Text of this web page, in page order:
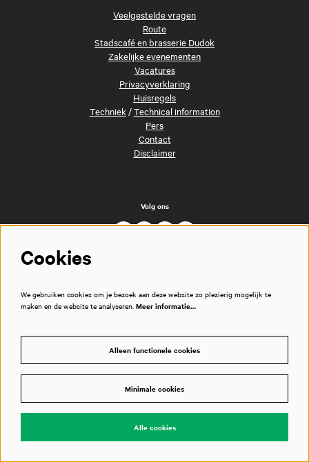
Veelgestelde vragen
Route
Stadscafé en brasserie Dudok
Zakelijke evenementen
Vacatures
Privacyverklaring
Huisregels
Techniek/Technical information
Pers
Contact
Disclaimer
Volg ons
Cookies
We gebruiken cookies om je bezoek aan deze website zo plezierig mogelijk te
maken en de website te analyseren. Meer informatie…
Alleen functionele cookies
Minimale cookies
Alle cookies